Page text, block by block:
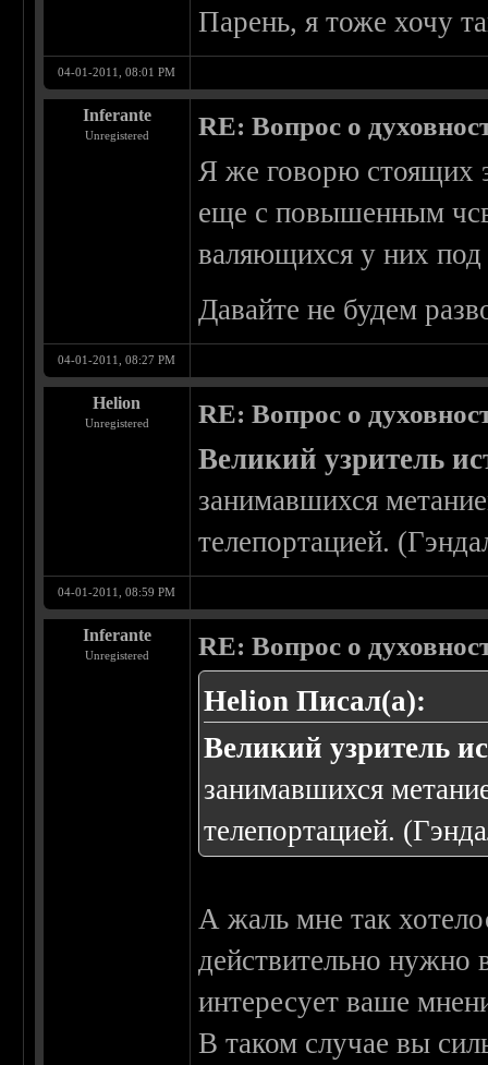
Парень, я тоже хочу
04-01-2011, 08:01 PM
Inferante
Unregistered RE: Вопрос о
Я же говорю стоящих
еще с повышенным
валяющихся у них
Давайте не будем
04-01-2011, 08:27 PM
Helion
Unregistered RE: Вопрос о
Великий узритель
занимавшихся
телепортацией.
04-01-2011, 08:59 PM
Inferante
Unregistered RE: Вопрос о
Helion Писал(а):
Великий узритель
занимавшихся
телепортацией.
А жаль мне так
действительно нужно
интересует ваше
В таком случае вы